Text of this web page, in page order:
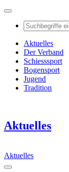
Aktuelles
Der Verband
Schiesssport
Bogensport
Jugend
Tradition
Aktuelles
Aktuelles